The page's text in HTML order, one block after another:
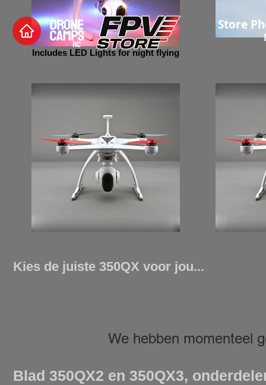
Store
Includes LED Lights for night flying
Kies de juiste 350QX voor jou...
We hebben momenteel
Blad 350QX2 en 350QX3,